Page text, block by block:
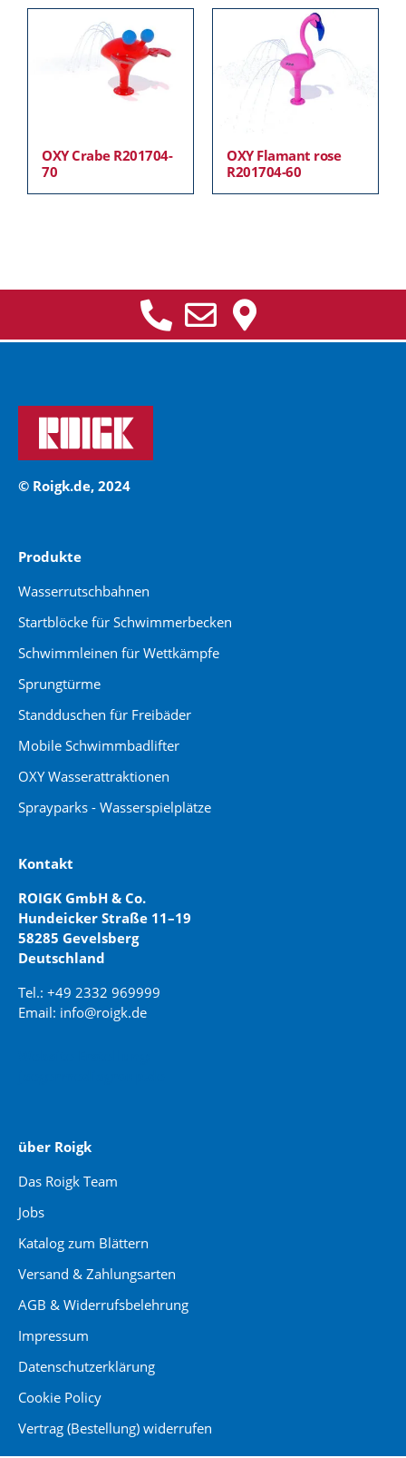
OXY Crabe R201704-
70
OXY Flamant rose
R201704-60
© Roigk.de, 2024
Produkte
Wasserrutschbahnen
Startblöcke für Schwimmerbecken
Schwimmleinen für Wettkämpfe
Sprungtürme
Standduschen für Freibäder
Mobile Schwimmbadlifter
OXY Wasserattraktionen
Sprayparks - Wasserspielplätze
Kontakt
ROIGK GmbH & Co.
Hundeicker Straße 11–19
58285 Gevelsberg
Deutschland
Tel.: +49 2332 969999
Email: info@roigk.de
über Roigk
Das Roigk Team
Jobs
Katalog zum Blättern
Versand & Zahlungsarten
AGB & Widerrufsbelehrung
Impressum
Datenschutzerklärung
Cookie Policy
Vertrag (Bestellung) widerrufen